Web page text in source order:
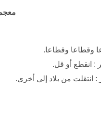
معجم
وقطاعا وقطاعا.
: انقطع أو قل.
انتقلت من بلاد إلى أخرى.